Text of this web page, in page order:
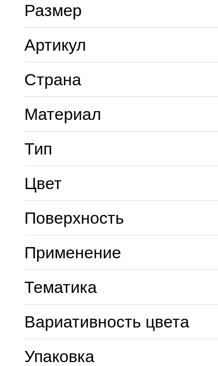
Размер
Артикул
Страна
Материал
Тип
Цвет
Поверхность
Применение
Тематика
Вариативность цвета
Упаковка